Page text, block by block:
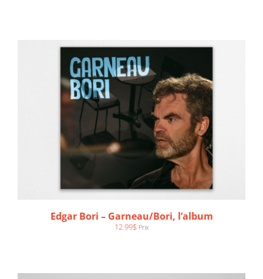
Edgar Bori – Garneau/Bori, l’album
12.99$ Prix